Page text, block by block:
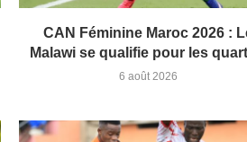
CAN Féminine Maroc 2026 :
Malawi se qualifie pour les
6 août 2026